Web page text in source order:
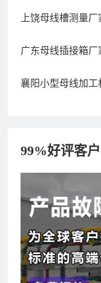
上饶母线槽测量
广东母线插接箱
襄阳小型母线加
99%好评客
182xxxx4350 秦女
156xxxx3534 郭先
192xxxx2920 周
189xxxx6562 王
190xxxx3508 徐